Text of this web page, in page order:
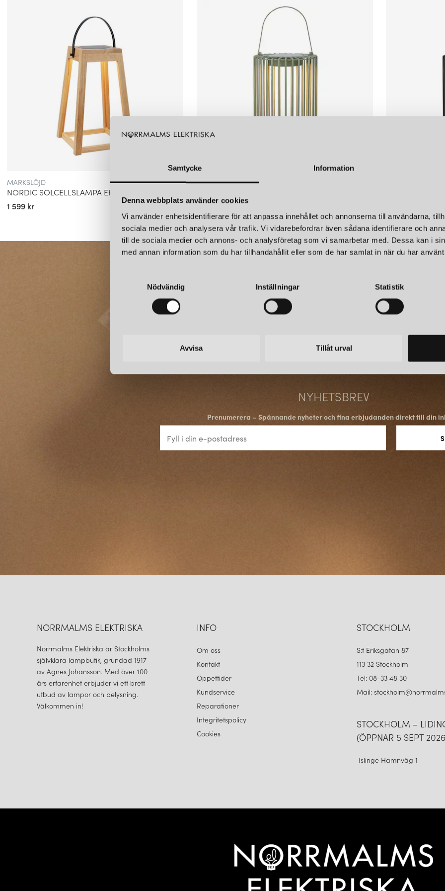
Samtycke Information
Denna webbplats använder cookies
Vi använder enhetsidentifierare för att anpassa innehållet och annonserna till användarna,
sociala medier och analysera vår trafik. Vi vidarebefordrar även sådana identifierare och
till de sociala medier och annons- och analysföretag som vi samarbetar med. Dessa kan i
med annan information som du har tillhandahållit eller som de har samlat in när du har
s
Nödvändig Inställningar Statistik
Avvisa Tillåt urval
Globen Lighting har sina
ett varumärke med
fortfarande familjeägt, vilket
hantverk med modern
söker belysning där estetik
DESIGNFILOSOFI: ATT
Företagets filosofi kan
förändra stämningar och
utan även designföremål
det gäller en enkel
KOMBINATIONEN AV
Globen Lighting arbetar
designers som tillför nya
mångsidigt och dynamiskt –
internationella trender och
BRETT SORTIMENT
Sortimentet omfattar allt
utomhusbelysning.
hotell och kontorsmiljöer.
behov – från den lilla
POPULÄRA LAMPOR
Flera av Globen Lightings
Noah :En omtyckt och stilren
Fungo:En populär serie
En tidlös modell med
behagligt ljus. Iris är
Med sitt arv av nordisk
förmåga att förändra
belysningsvärlden. Oavsett
Lighting belysning som
MARKSLÖJD
NORDIC SOLCELLSLAMPA EK
1 599 kr
MARKSLÖJD
1 299 kr
NYHETSBREV
Prenumerera – Spännande nyheter och fina erbjudanden direkt till din
NORRMALMS ELEKTRISKA
Norrmalms Elektriska är Stockholms
självklara lampbutik, grundad 1917
av Agnes Johansson. Med över 100
års erfarenhet erbjuder vi ett brett
utbud av lampor och belysning.
Välkommen in!
INFO
Om oss
Kontakt
Öppettider
Kundservice
Reparationer
Integritetspolicy
Cookies
STOCKHOLM
S:t Eriksgatan 87
113 32 Stockholm
Tel: 08-33 48 30
Mail:
STOCKHOLM –
(ÖPPNAR 5 SEPT
Islinge Hamnväg 1